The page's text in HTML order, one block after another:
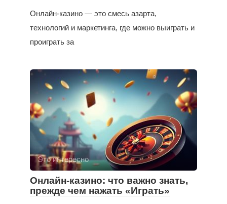
Онлайн-казино — это смесь азарта,
технологий и маркетинга, где можно выиграть и
проиграть за
Это интересно
Онлайн-казино: что важно знать,
прежде чем нажать «Играть»